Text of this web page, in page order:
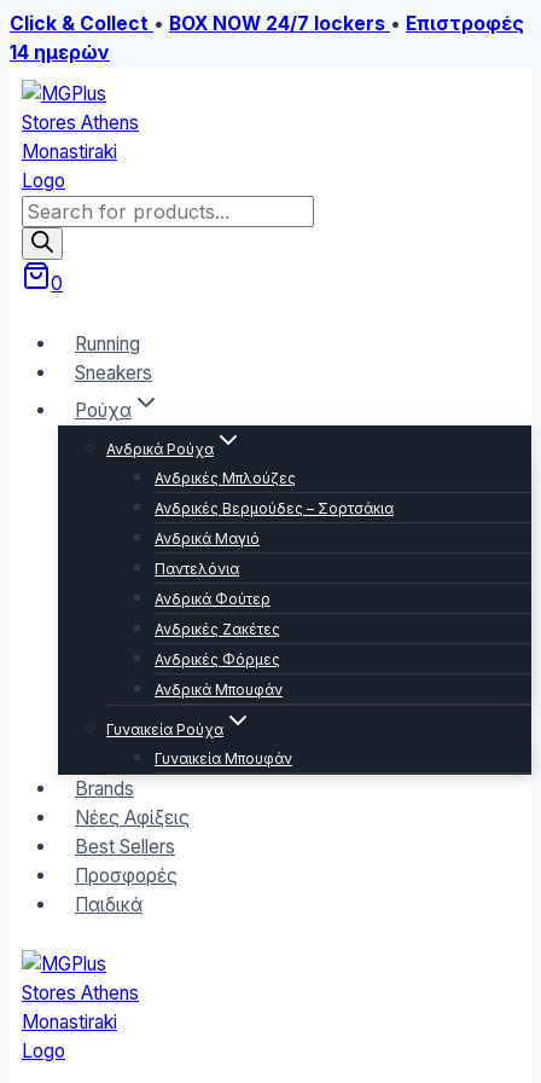
Click & Collect • BOX NOW 24/7 lockers • Επιστροφές
14 ημερών
Skip
to
content
Products
search
0
Running
Sneakers
Ρούχα
Ανδρικά Ρούχα
Ανδρικές Μπλούζες
Ανδρικές Βερμούδες – Σορτσάκια
Ανδρικά Μαγιό
Παντελόνια
Ανδρικά Φούτερ
Ανδρικές Ζακέτες
Ανδρικές Φόρμες
Ανδρικά Μπουφάν
Γυναικεία Ρούχα
Γυναικεία Μπουφάν
Brands
Νέες Αφίξεις
Best Sellers
Προσφορές
Παιδικά